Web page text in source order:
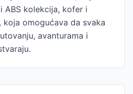
ABS kolekcija, kofer i
koja omogućava da svaka
avanturama i